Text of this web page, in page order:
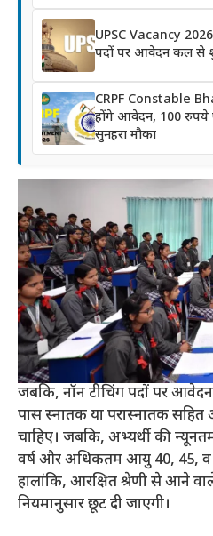
UPSC Vacancy
पदों पर आवेदन कल से
CRPF Constable
होंगे आवेदन, 100 रुपये
सुनहरा मौका
जबकि, नॉन टीचिंग पदों पर
पास स्नातक या परास्नातक सहित
चाहिए। जबकि, अभ्यर्थी की
वर्ष और अधिकतम आयु 40, 45, व
हालांकि, आरक्षित श्रेणी से आने
नियमानुसार छूट दी जाएगी।